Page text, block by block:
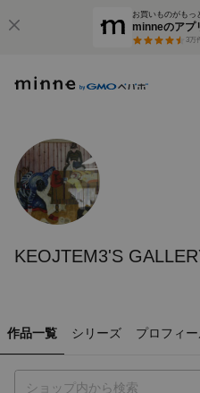
お買いものがもっ
minneのアプ
3万
KEOJTEM3'S
作品一覧 シリーズ プロフィ